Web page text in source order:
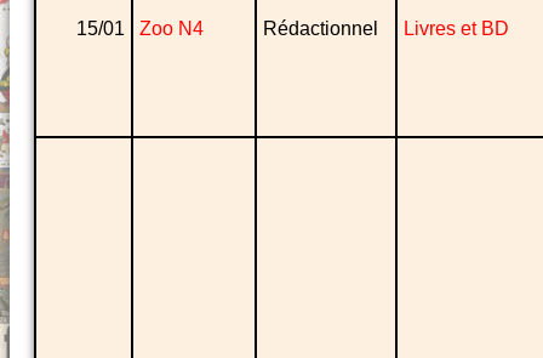
15/01 Zoo N4 Rédactionnel Livres et BD